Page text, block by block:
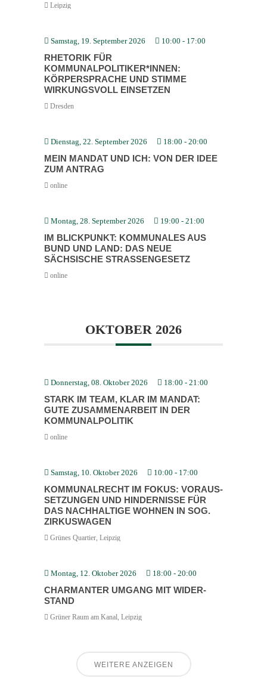
Leipzig
Samstag, 19. September 2026 10:00 - 17:00
RHETORIK FÜR
KOMMUNALPOLITIKER*INNEN:
KÖRPER­SPRACHE UND STIMME
WIRKUNGSVOLL EINSETZEN
Dresden
Dienstag, 22. September 2026 18:00 - 20:00
MEIN MANDAT UND ICH: VON DER IDEE
ZUM ANTRAG
online
Montag, 28. September 2026 19:00 - 21:00
IM BLICK­PUNKT: KOMMU­NALES AUS
BUND UND LAND: DAS NEUE
SÄCHSISCHE STRASSEN­GESETZ
online
OKTOBER 2026
Donnerstag, 08. Oktober 2026 18:00 - 21:00
STARK IM TEAM, KLAR IM MANDAT:
GUTE ZUSAM­MEN­ARBEIT IN DER
KOMMU­NAL­PO­LITIK
online
Samstag, 10. Oktober 2026 10:00 - 17:00
KOMMU­NAL­RECHT IM FOKUS: VORAUS­
SET­ZUNGEN UND HINDER­NISSE FÜR
DAS NACHHALTIGE WOHNEN IN SOG.
ZIRKUS­WAGEN
Grünes Quartier, Leipzig
Montag, 12. Oktober 2026 18:00 - 20:00
CHARMANTER UMGANG MIT WIDER­
STAND
Grüner Raum am Kanal, Leipzig
WEITERE ANZEIGEN